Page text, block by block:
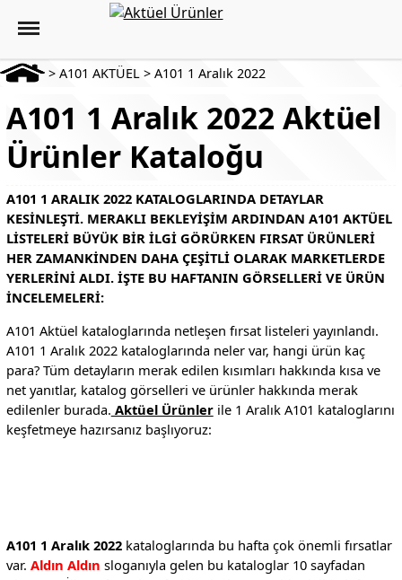
> A101 AKTÜEL > A101 1 Aralık 2022
A101 1 Aralık 2022 Aktüel
Ürünler Kataloğu
A101 1 ARALIK 2022 KATALOGLARINDA DETAYLAR
KESINLEŞTI. MERAKLI BEKLEYIŞIM ARDINDAN A101 AKTÜEL
LISTELERI BÜYÜK BIR ILGI GÖRÜRKEN FIRSAT ÜRÜNLERI
HER ZAMANKINDEN DAHA ÇEŞITLI OLARAK MARKETLERDE
YERLERINI ALDI. İŞTE BU HAFTANIN GÖRSELLERI VE ÜRÜN
INCELEMELERI:
A101 Aktüel kataloglarında netleşen fırsat listeleri yayınlandı.
A101 1 Aralık 2022 kataloglarında neler var, hangi ürün kaç
para? Tüm detayların merak edilen kısımları hakkında kısa ve
net yanıtlar, katalog görselleri ve ürünler hakkında merak
edilenler burada. Aktüel Ürünlerile 1 Aralık A101 kataloglarını
keşfetmeye hazırsanız başlıyoruz:
A101 1 Aralık 2022kataloglarında bu hafta çok önemli fırsatlar
var. Aldın Aldın sloganıyla gelen bu kataloglar 10 sayfadan